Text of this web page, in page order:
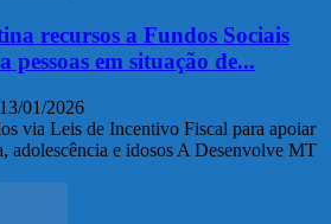
recursos a Fundos Sociais
em situação de...
13/01/2026
via Leis de Incentivo Fiscal para apoiar
adolescência e idosos A Desenvolve MT